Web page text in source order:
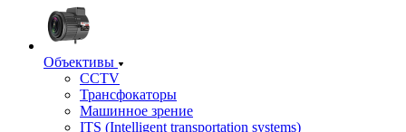
Объективы
CCTV
Трансфокаторы
Машинное зрение
ITS (Intelligent transportation systems)